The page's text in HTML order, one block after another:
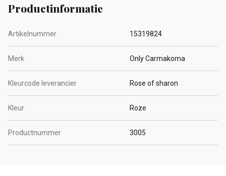
Productinformatie
Artikelnummer 15319824
Merk Only Carmakoma
Kleurcode leverancier Rose of sharon
Kleur Roze
Productnummer 3005